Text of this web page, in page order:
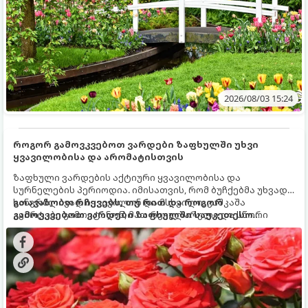
2026/08/03 15:24
როგორ გამოვკვებოთ ვარდები ზაფხულში უხვი
ყვავილობისა და არომატისთვის
ზაფხული ვარდების აქტიური ყვავილობისა და
სურნელების პერიოდია. იმისათვის, რომ ბუჩქებმა უხვად,
ხანგრძლივად იყვავილონ და მსხვილი, კაშკაშა
კვირტები გამოიტანონ, მათ რეგულარული და სწორი
გამოკვება სჭირდებათ. ზაფხულის პერიოდში მცენარის
მოთხოვნილებები იცვლება, ამიტომ მნიშვნელოვანია
ვიცოდეთ, რომელი სასუქები გამოიყენება ამ დროს.
გთავაზობთ რჩევებს, თუ რით და როგორ
გამოვკვებოთ ვარდები ზაფხულში საუკეთესო
შედეგის მისაღწევად: